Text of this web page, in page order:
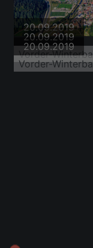
20.09.2019
Vorder-